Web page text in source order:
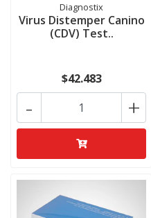
Diagnostix
Virus Distemper Canino
(CDV) Test..
$42.483
+
-